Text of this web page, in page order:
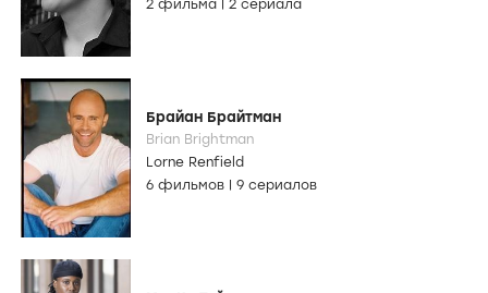
2 фильма
2 сериала
Брайан Брайтман
Brian Brightman
Lorne Renfield
6 фильмов
9 сериалов